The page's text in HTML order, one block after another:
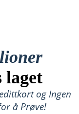
laget
og Ingen
å Prøve!